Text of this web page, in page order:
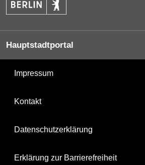
Hauptstadtportal
Impressum
Kontakt
Datenschutzerklärung
Erklärung zur Barrierefreiheit